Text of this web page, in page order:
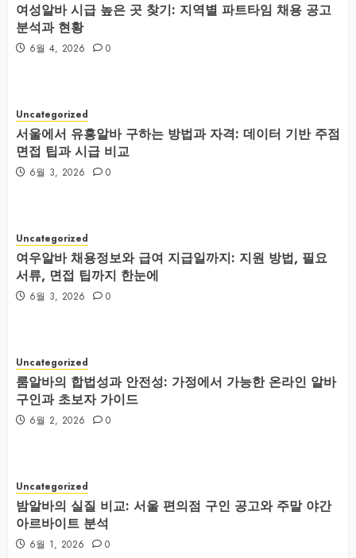
여성알바 시급 높은 곳 찾기: 지역별 파트타임 채용 공고
분석과 현황
6월 4, 2026 0
Uncategorized
서울에서 유흥알바 구하는 방법과 자격: 데이터 기반 주점
면접 팁과 시급 비교
6월 3, 2026 0
Uncategorized
여우알바 채용정보와 급여 지급일까지: 지원 방법, 필요
서류, 면접 팁까지 한눈에
6월 3, 2026 0
Uncategorized
룸알바의 합법성과 안전성: 가정에서 가능한 온라인 알바
구인과 초보자 가이드
6월 2, 2026 0
Uncategorized
밤알바의 실질 비교: 서울 편의점 구인 공고와 주말 야간
아르바이트 분석
6월 1, 2026 0